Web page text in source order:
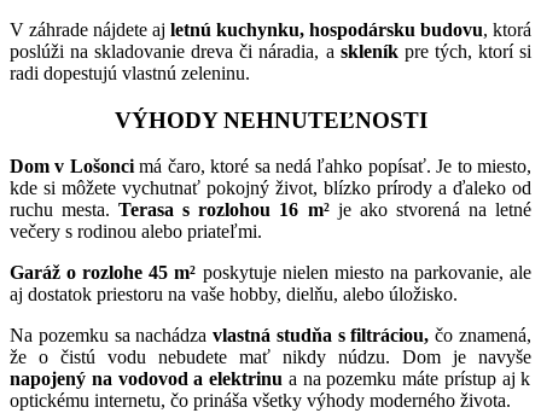
V záhrade nájdete aj letnú kuchynku, hospodársku budovu, ktorá
poslúži na skladovanie dreva či náradia, a skleníkpre tých, ktorí si
radi dopestujú vlastnú zeleninu.
VÝHODY NEHNUTEĽNOSTI
Dom v Lošoncimá čaro, ktoré sa nedá ľahko popísať. Je to miesto,
kde si môžete vychutnať pokojný život, blízko prírody a ďaleko od
ruchu mesta. Terasa s rozlohou 16 m²je ako stvorená na letné
večery s rodinou alebo priateľmi.
Garáž o rozlohe 45 m² poskytuje nielen miesto na parkovanie, ale
aj dostatok priestoru na vaše hobby, dielňu, alebo úložisko.
Na pozemku sa nachádzavlastná studňa s filtráciou, čo znamená,
že o čistú vodu nebudete mať nikdy núdzu. Dom je navyše
napojený na vodovod a elektrinu a na pozemku máte prístup aj k
optickému internetu, čo prináša všetky výhody moderného života.